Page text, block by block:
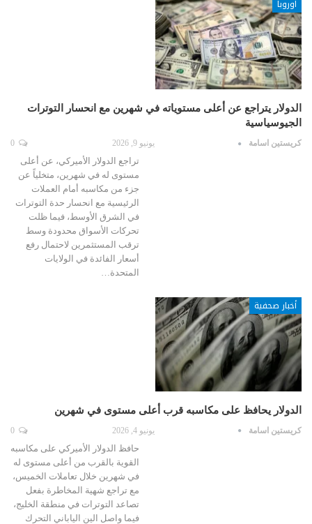
اوروبا
الدولار يتراجع عن أعلى مستوياته في شهرين مع انحسار التوترات
الجيوسياسية
كريستين اسامة يونيو 9, 2026
تراجع الدولار الأميركي، عن أعلى
مستوى له في شهرين، متخلياً عن
جزء من مكاسبه أمام العملات
الرئيسية مع انحسار حدة التوترات
في الشرق الأوسط، فيما ظلت
تحركات الأسواق محدودة وسط
ترقب المستثمرين لاحتمال رفع
أسعار الفائدة في الولايات
المتحدة…
أخبار صحفية
الدولار يحافظ على مكاسبه قرب أعلى مستوى في شهرين
كريستين اسامة يونيو 4, 2026
حافظ الدولار الأميركي على مكاسبه
القوية بالقرب من أعلى مستوى له
في شهرين خلال تعاملات الخميس،
مع تراجع شهية المخاطرة بفعل
تصاعد التوترات في منطقة الخليج،
فيما واصل الين الياباني التحرك